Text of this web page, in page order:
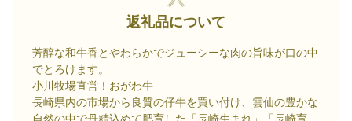
返礼品について
芳醇な和牛香とやわらかでジューシーな肉の旨味が口の中
でとろけます。
小川牧場直営！おがわ牛
長崎県内の市場から良質の仔牛を買い付け、雲仙の豊かな